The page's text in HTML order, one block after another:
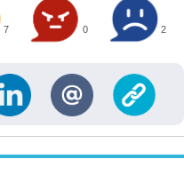
7 0 2